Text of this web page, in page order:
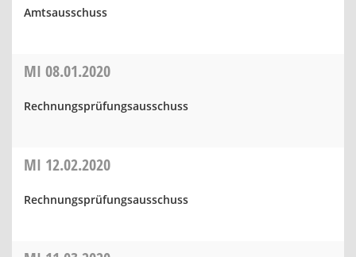
Amtsausschuss
MI 08.01.2020
Rechnungsprüfungsausschuss
MI 12.02.2020
Rechnungsprüfungsausschuss